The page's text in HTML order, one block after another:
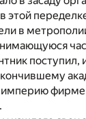
в
поступил,
фирме